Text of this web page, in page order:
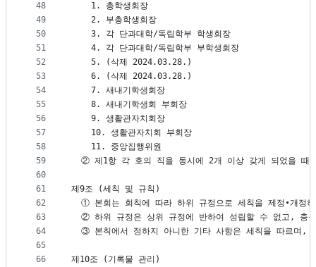
48
49
50
51
52
53
54
55
56
57
58
59
60
61
62
63
64
65
66
    1. 총학생회장
    2. 부총학생회장
    3. 각 단과대학/독립학부 학생회장
    4. 각 단과대학/독립학부 부학생회장
    5. (삭제 2024.03.28.)
    6. (삭제 2024.03.28.)
    7. 새내기학생회장
    8. 새내기학생회 부회장
    9. 생활관자치회장
    10. 생활관자치회 부회장
    11. 중앙집행위원
② 제1항 각 호의 직을 동시에 2개 이상 갖게 되었을 때
제9조 (세칙 및 규칙)
① 본회는 회칙에 따라 하위 규정으로 세칙을 제정∙개정
② 하위 규정은 상위 규정에 반하여 성립할 수 없고, 충
③ 본칙에서 정하지 아니한 기타 사항은 세칙을 따르며,
제10조 (기록물 관리)